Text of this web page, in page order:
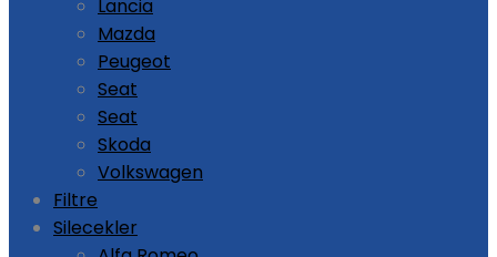
Lancia
Mazda
Peugeot
Seat
Seat
Skoda
Volkswagen
Filtre
Silecekler